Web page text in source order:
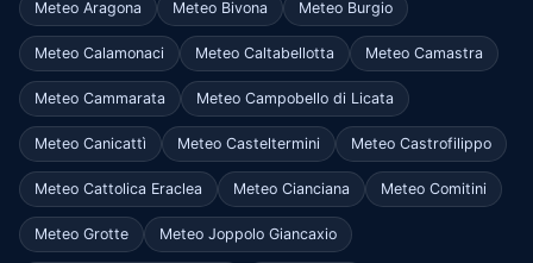
Meteo Aragona Meteo Bivona Meteo Burgio
Meteo Calamonaci Meteo Caltabellotta Meteo Camastra
Meteo Cammarata Meteo Campobello di Licata
Meteo Canicattì Meteo Casteltermini Meteo Castrofilippo
Meteo Cattolica Eraclea Meteo Cianciana Meteo Comitini
Meteo Grotte Meteo Joppolo Giancaxio